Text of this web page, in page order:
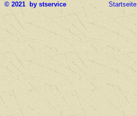
© 2021 by stservice Startseite